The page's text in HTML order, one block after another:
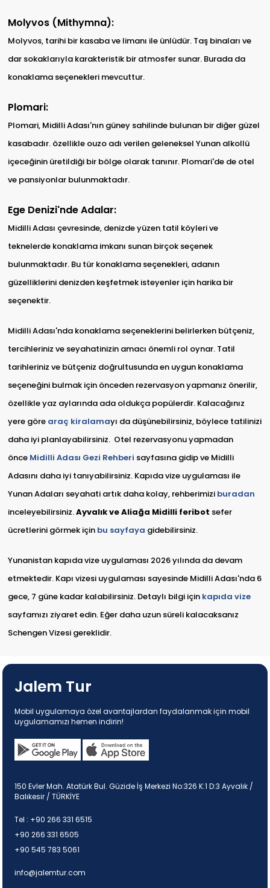
Molyvos (Mithymna):
Molyvos, tarihi bir kasaba ve limanı ile ünlüdür. Taş binaları ve
dar sokaklarıyla karakteristik bir atmosfer sunar. Burada da
konaklama seçenekleri mevcuttur.
Plomari:
Plomari, Midilli Adası'nın güney sahilinde bulunan bir diğer güzel
kasabadır. özellikle ouzo adı verilen geleneksel Yunan alkollü
içeceğinin üretildiği bir bölge olarak tanınır. Plomari'de de otel
ve pansiyonlar bulunmaktadır.
Ege Denizi'nde Adalar:
Midilli Adası çevresinde, denizde yüzen tatil köyleri ve
teknelerde konaklama imkanı sunan birçok seçenek
bulunmaktadır. Bu tür konaklama seçenekleri, adanın
güzelliklerini denizden keşfetmek isteyenler için harika bir
seçenektir.
Midilli Adası'nda konaklama seçeneklerini belirlerken bütçeniz,
tercihleriniz ve seyahatinizin amacı önemli rol oynar. Tatil
tarihleriniz ve bütçeniz doğrultusunda en uygun konaklama
seçeneğini bulmak için önceden rezervasyon yapmanız önerilir,
özellikle yaz aylarında ada oldukça popülerdir. Kalacağınız
yere göre araç kiralamayı da düşünebilirsiniz, böylece tatilinizi
daha iyi planlayabilirsiniz. Otel rezervasyonu yapmadan
önce Midilli Adası Gezi Rehberi sayfasına gidip ve Midilli
Adasını daha iyi tanıyabilirsiniz. Kapıda vize uygulaması ile
Yunan Adaları seyahati artık daha kolay, rehberimizi buradan
inceleyebilirsiniz.Ayvalık ve Aliağa Midilli feribot sefer
ücretlerini görmek için bu sayfaya gidebilirsiniz.
Yunanistan kapıda vize uygulaması 2026 yılında da devam
etmektedir. Kapı vizesi uygulaması sayesinde Midilli Adası'nda 6
gece, 7 güne kadar kalabilirsiniz. Detaylı bilgi için kapıda vize
sayfamızı ziyaret edin. Eğer daha uzun süreli kalacaksanız
Schengen Vizesi gereklidir.
Jalem Tur
Mobil uygulamaya özel avantajlardan faydalanmak için mobil
uygulamamızı hemen indirin!
150 Evler Mah. Atatürk Bul. Güzide İş Merkezi No:326 K:1 D:3 Ayvalık /
Balıkesir / TÜRKİYE
Tel : +90 266 331 6515
+90 266 331 6505
+90 545 783 5061
info@jalemtur.com